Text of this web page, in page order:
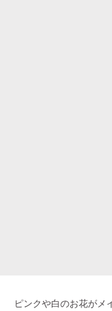
ピンクや白のお花がメ